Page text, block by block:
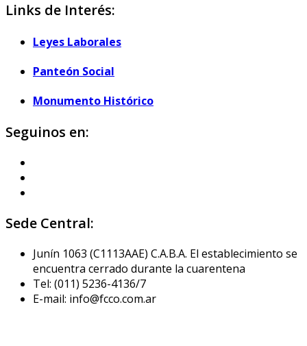
Links de Interés:
Leyes Laborales
Panteón Social
Monumento Histórico
Seguinos en:
Sede Central:
Junín 1063 (C1113AAE) C.A.B.A. El establecimiento se
encuentra cerrado durante la cuarentena
Tel: (011) 5236-4136/7
E-mail: info@fcco.com.ar